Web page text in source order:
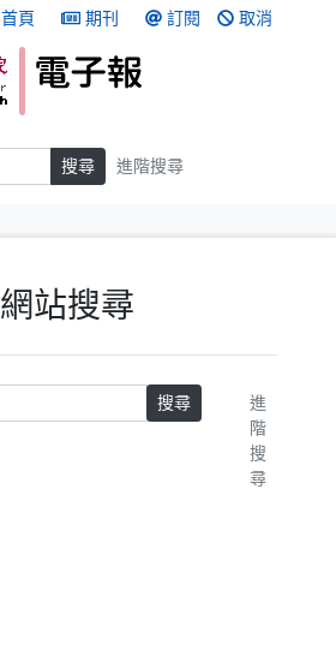
首頁 期刊 訂閱 取消
搜尋 進階搜尋
網站搜尋
搜尋
進
階
搜
尋